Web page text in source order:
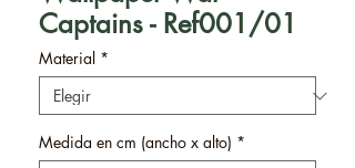
Captains - Ref001/01
Material *
Medida en cm (ancho x alto) *